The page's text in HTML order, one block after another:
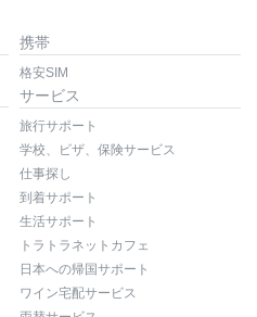
携帯
格安SIM
サービス
旅行サポート
学校、ビザ、保険サービス
仕事探し
到着サポート
生活サポート
トラトラネットカフェ
日本への帰国サポート
ワイン宅配サービス